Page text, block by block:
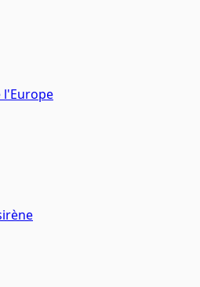
l'Europe